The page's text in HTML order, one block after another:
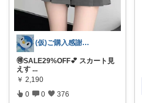
(仮)ご購入感謝致します😊
🉐SALE29%OFF💕 スカート見
えす ...
￥ 2,190
0 0 376